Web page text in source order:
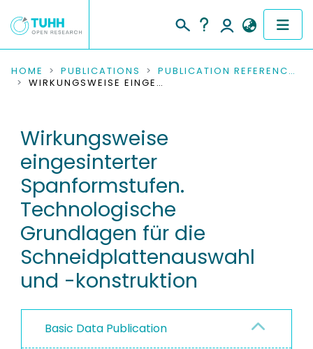
COMMUNITIES & COLLECTIONS
RESEARCH DATA
PEOPLE
INSTITUTIONS
PROJECTS
HOME PUBLICATIONS
PUBLICATION REFERENCES
WIRKUNGSWEISE EINGESINTERTER SPANFORMSTUFEN. TECHNOLOGISCHE GRUNDLAGEN FÜR DIE SCHNEIDPLATTENAUSWAHL UND -KONSTRUKTION
Wirkungsweise
eingesinterter
Spanformstufen.
Technologische
Grundlagen für die
Schneidplattenauswahl
und -konstruktion
Basic Data Publication